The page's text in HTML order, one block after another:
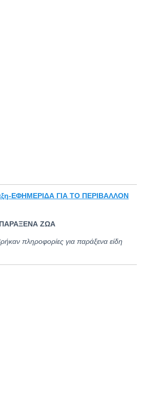
ΕΦΗΜΕΡΙΔΑ ΓΙΑ ΤΟ ΠΕΡΙΒΑΛΛΟΝ
ΠΑΡΑΞΕΝΑ ΖΩΑ
πληροφορίες για παράξενα είδη